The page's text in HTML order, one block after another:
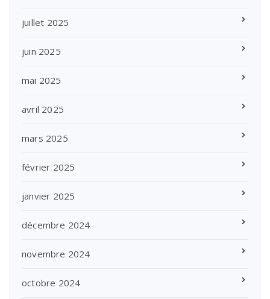
juillet 2025
juin 2025
mai 2025
avril 2025
mars 2025
février 2025
janvier 2025
décembre 2024
novembre 2024
octobre 2024